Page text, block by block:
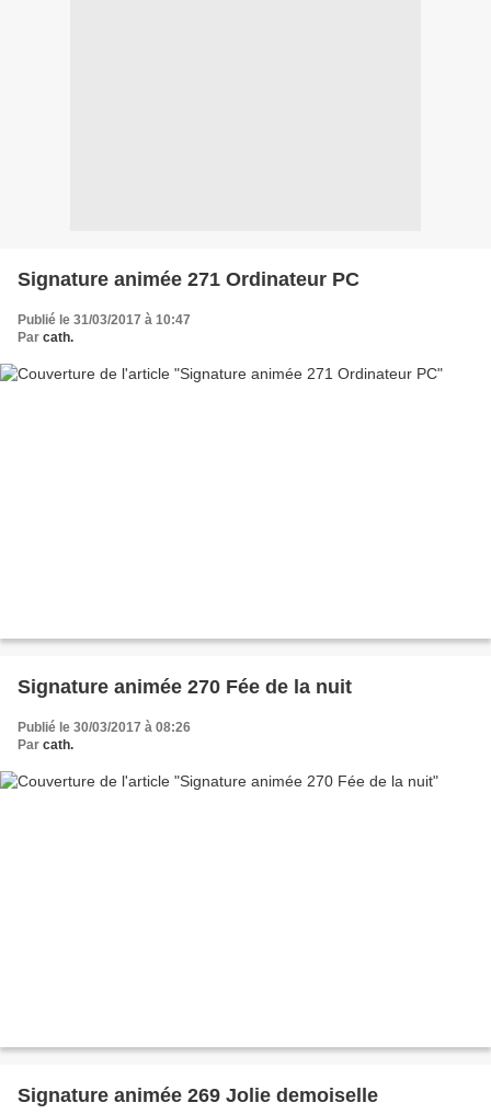
Signature animée 271 Ordinateur PC
Publié le 31/03/2017 à 10:47
Par cath.
Signature animée 270 Fée de la nuit
Publié le 30/03/2017 à 08:26
Par cath.
Signature animée 269 Jolie demoiselle